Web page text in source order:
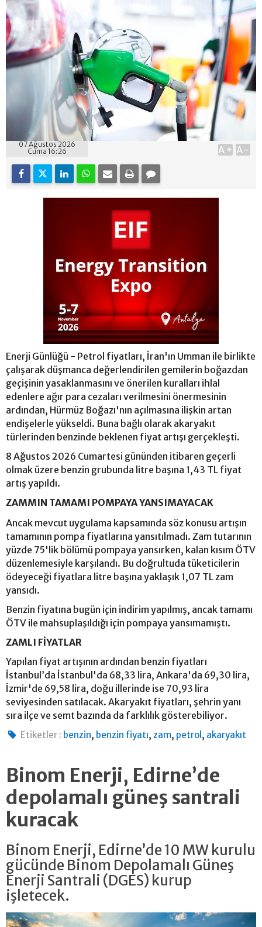
07 Ağustos 2026
Cuma 16:26
A+ A-
Enerji Günlüğü - Petrol fiyatları, İran'ın Umman ile birlikte
çalışarak düşmanca değerlendirilen gemilerin boğazdan
geçişinin yasaklanmasını ve önerilen kuralları ihlal
edenlere ağır para cezaları verilmesini önermesinin
ardından, Hürmüz Boğazı'nın açılmasına ilişkin artan
endişelerle yükseldi. Buna bağlı olarak akaryakıt
türlerinden benzinde beklenen fiyat artışı gerçekleşti.
8 Ağustos 2026 Cumartesi gününden itibaren geçerli
olmak üzere benzin grubunda litre başına 1,43 TL fiyat
artış yapıldı.
ZAMMIN TAMAMI POMPAYA YANSIMAYACAK
Ancak mevcut uygulama kapsamında söz konusu artışın
tamamının pompa fiyatlarına yansıtılmadı. Zam tutarının
yüzde 75'lik bölümü pompaya yansırken, kalan kısım ÖTV
düzenlemesiyle karşılandı. Bu doğrultuda tüketicilerin
ödeyeceği fiyatlara litre başına yaklaşık 1,07 TL zam
yansıdı.
Benzin fiyatına bugün için indirim yapılmış, ancak tamamı
ÖTV ile mahsuplaşıldığı için pompaya yansımamıştı.
ZAMLI FİYATLAR
Yapılan fiyat artışının ardından benzin fiyatları
İstanbul’da İstanbul'da 68,33 lira, Ankara'da 69,30 lira,
İzmir'de 69,58 lira, doğu illerinde ise 70,93 lira
seviyesinden satılacak. Akaryakıt fiyatları, şehrin yanı
sıra ilçe ve semt bazında da farklılık gösterebiliyor.
Etiketler : benzin, benzin fiyatı,zam, petrol , akaryakıt
Binom Enerji, Edirne’de
depolamalı güneş santrali
kuracak
Binom Enerji, Edirne’de 10 MW kurulu
gücünde Binom Depolamalı Güneş
Enerji Santrali (DGES) kurup
işletecek.